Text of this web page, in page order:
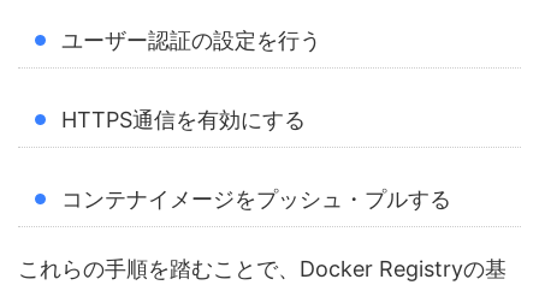
ユーザー認証の設定を行う
HTTPS通信を有効にする
コンテナイメージをプッシュ・プルする
これらの手順を踏むことで、Docker Registryの基